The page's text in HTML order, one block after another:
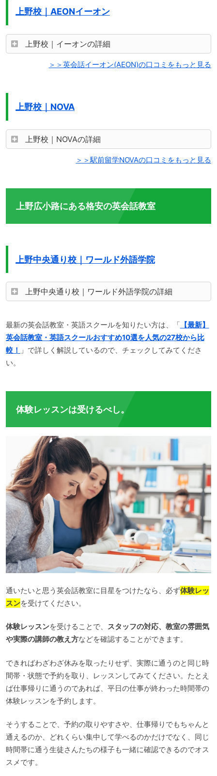
上野校｜AEONイーオン
上野校｜イーオンの詳細
＞＞英会話イーオン(AEON)の口コミをもっと見る
上野校｜NOVA
上野校｜NOVAの詳細
＞＞駅前留学NOVAの口コミをもっと見る
上野広小路にある格安の英会話教室
上野中央通り校｜ワールド外語学院
上野中央通り校｜ワールド外語学院の詳細
最新の英会話教室・英語スクールを知りたい方は、「 【最新】
英会話教室・英語スクールおすすめ10選を人気の27校から比
較！ 」で詳しく解説しているので、チェックしてみてくださ
い。
体験レッスンは受けるべし。
通いたいと思う英会話教室に目星をつけたなら、必ず体験レッ
スンを受けてください。
体験レッスンを受けることで、 スタッフの対応、教室の雰囲気
や実際の講師の教え方などを確認することができます。
できればわざわざ休みを取ったりせず、実際に通うのと同じ時
間帯・状態で予約を取り、レッスンしてみてください。たとえ
ば仕事帰りに通うのであれば、平日の仕事が終わった時間帯の
体験レッスンを予約します。
そうすることで、予約の取りやすさや、仕事帰りでもちゃんと
通えるのか、どれくらい集中して学べるのかだけでなく、同じ
時間帯に通う生徒さんたちの様子も一緒に確認できるのでオス
スメです。